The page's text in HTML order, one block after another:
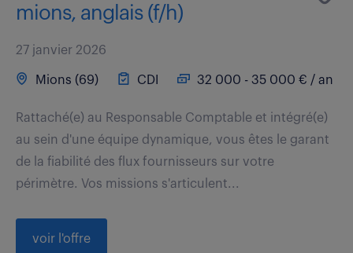
mions, anglais (f/h)
27 janvier 2026
Mions (69) CDI 32 000 - 35 000 € / an
Rattaché(e) au Responsable Comptable et intégré(e)
au sein d'une équipe dynamique, vous êtes le garant
de la fiabilité des flux fournisseurs sur votre
périmètre. Vos missions s'articulent...
voir l'offre